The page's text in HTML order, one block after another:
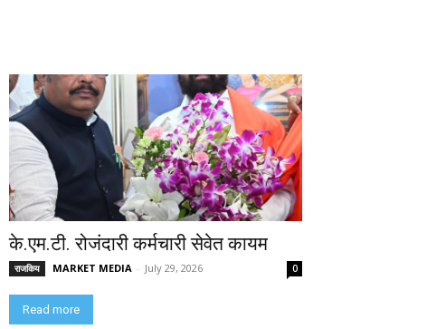
के.एम.टी. रोजंदारी कर्मचारी सेवेत कायम
राजकिय MARKET MEDIA - July 29, 2026 0
Read more